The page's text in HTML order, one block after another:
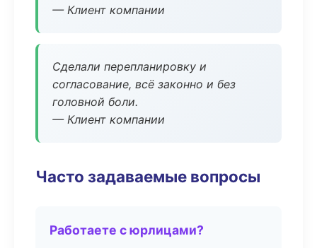
— Клиент компании
Сделали перепланировку и
согласование, всё законно и без
головной боли.
— Клиент компании
Часто задаваемые вопросы
Работаете с юрлицами?